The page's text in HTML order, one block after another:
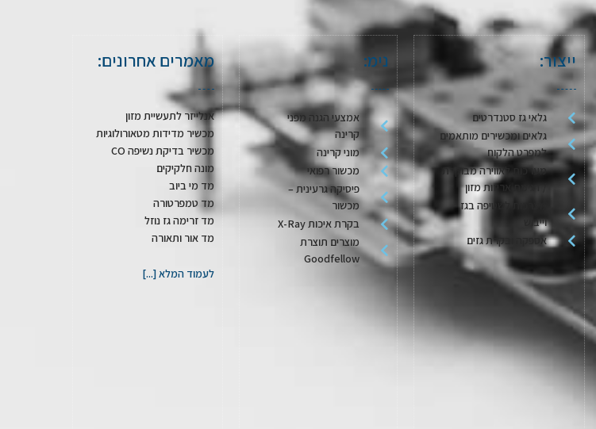
ייצור:
גלאי גז סטנדרטים
גלאים ומכשירים מותאמים
למפרט הלקוח
מערכות לאווירה מבוקרת
/ דגימת אריזות מזון
מערכות לשטיפה בגז
וייבוש
אספקה ובקרת גזים
נימ:
אמצעי הגנה מפני
קרינה
מוני קרינה
מכשור רפואי
פיסיקה גרעינית –
מכשור
בקרת איכות X-Ray
מוצרים תוצרת
Goodfellow
מאמרים אחרונים:
אנלייזר לתעשיית מזון
מכשיר מדידות מטאורולוגיות
מכשיר בדיקת נשיפה CO
מונה חלקיקים
מד מי ביוב
מד טמפרטורה
מד זרימה גז נוזל
מד אור ותאורה
לעמוד המלא [...]